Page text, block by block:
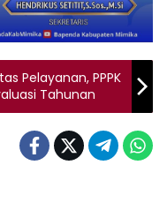
Pelayanan, PPPK
Tahunan